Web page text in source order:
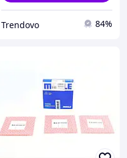
Trendovo 84%